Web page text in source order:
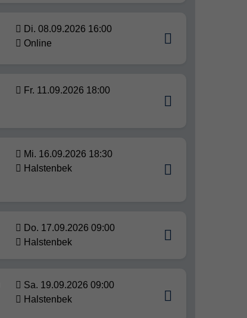
Di. 08.09.2026 16:00
Online
Fr. 11.09.2026 18:00
Mi. 16.09.2026 18:30
Halstenbek
Do. 17.09.2026 09:00
Halstenbek
Sa. 19.09.2026 09:00
Halstenbek